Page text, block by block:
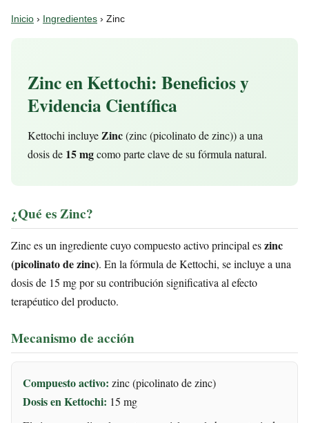
Inicio › Ingredientes › Zinc
Zinc en Kettochi: Beneficios y
Evidencia Científica
Kettochi incluyeZinc(zinc (picolinato de zinc)) a una
dosis de 15 mgcomo parte clave de su fórmula natural.
¿Qué es Zinc?
Zinc es un ingrediente cuyo compuesto activo principal eszinc
(picolinato de zinc). En la fórmula de Kettochi, se incluye a una
dosis de 15 mg por su contribución significativa al efecto
terapéutico del producto.
Mecanismo de acción
Compuesto activo: zinc (picolinato de zinc)
Dosis en Kettochi: 15 mg